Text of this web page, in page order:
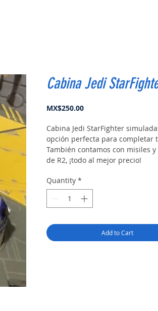
Cabina Jedi
MX$250.00Price
Cabina Jedi StarFighter
opción perfecta para completar
También contamos con misiles y
de R2, ¡todo al mejor precio!
Quantity *
Add to Cart